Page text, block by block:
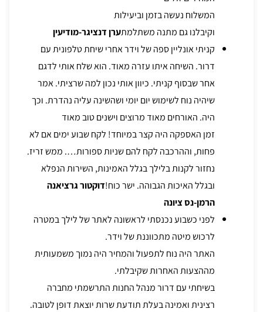
המשלוח נעשה בזמן וביעילות
וקיבלנו גם מתנה משתלמתערן דנציגר-מודיעין
קניתי אונליין ספה של וידר אחרי שיחת טלפונית עם
דרור. השיחה איתו עזרה מאוד. הוא שלח אותי לדגם
אחר שבסוף קניתי. כיוון אותי נכון למה שרציתי. אמר
שיהיה נוח לשימוש יום יומי ושהשינה עליה נהדרת. וכך
היה. האורחים מאוד מרוצים וישנים טוב מאוד
זמן האספקה היה קצר במיוחד! לקח שבוע ימים אם לא
פחות, וההרכבה לקח להם שניות ספורות…. ממש זריז.
נחזור לקנות בלילך בגלל האמינות, השירות הנפלא
ובגלל האיכות הגבוהה. ישר כוח!דוקטור גרציאנה
הרמן-נס ציונה
לפני כשבוע נכנסתי לראשונה לאתר של לילך במטרה
לרכוש מיטה מתכווננת של וידר.
האתר היה נוח לתפעול והמחיר היה נמוך משמעותית
מההצעות האחרות שקיבלתי.
בשיחתי עם דרור מנהל החנות התרשמתי מחברה
רצינית ואמינה בעלת תודעת שרות יוצאת דופן לטובה.